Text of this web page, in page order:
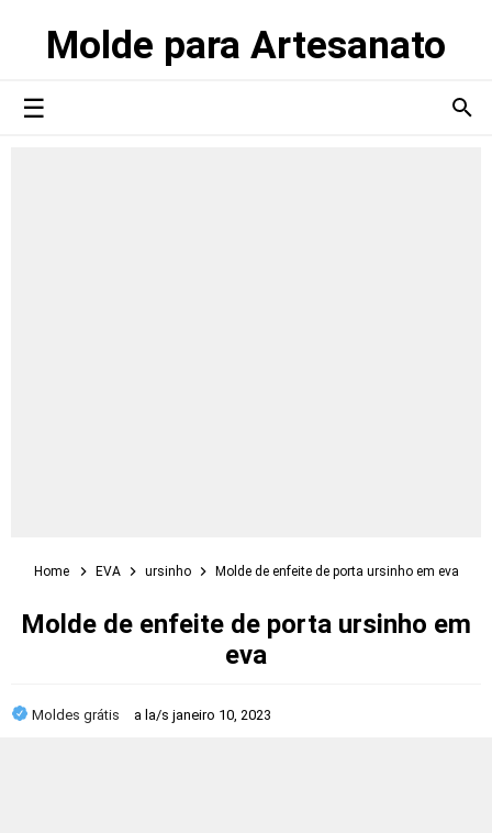
Molde para Artesanato
Home EVA ursinho Molde de enfeite de porta ursinho em eva
Molde de enfeite de porta ursinho em
eva
Moldes grátis a la/s janeiro 10, 2023